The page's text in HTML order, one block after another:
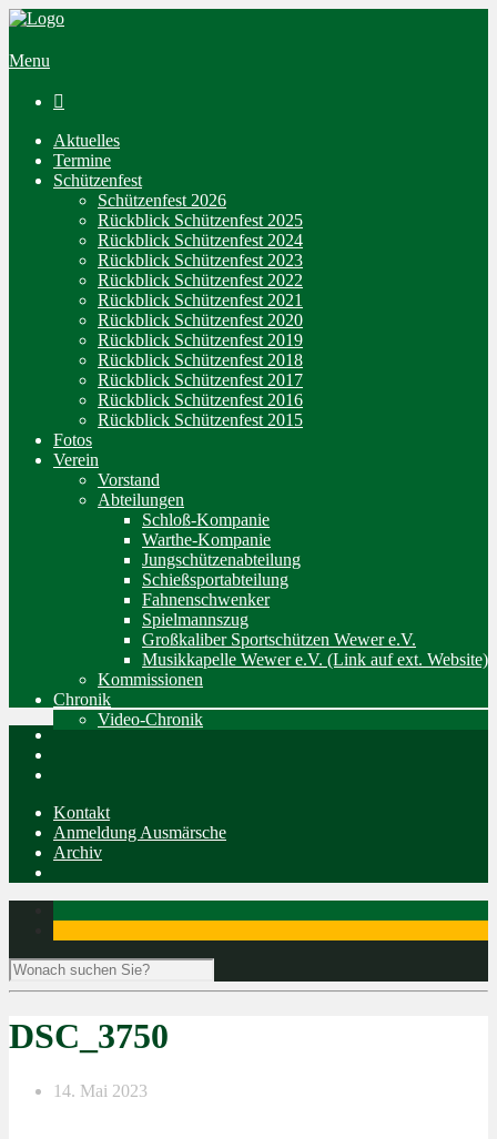
Menu

Aktuelles
Termine
Schützenfest
Schützenfest 2026
Rückblick Schützenfest 2025
Rückblick Schützenfest 2024
Rückblick Schützenfest 2023
Rückblick Schützenfest 2022
Rückblick Schützenfest 2021
Rückblick Schützenfest 2020
Rückblick Schützenfest 2019
Rückblick Schützenfest 2018
Rückblick Schützenfest 2017
Rückblick Schützenfest 2016
Rückblick Schützenfest 2015
Fotos
Verein
Vorstand
Abteilungen
Schloß-Kompanie
Warthe-Kompanie
Jungschützenabteilung
Schießsportabteilung
Fahnenschwenker
Spielmannszug
Großkaliber Sportschützen Wewer e.V.
Musikkapelle Wewer e.V. (Link auf ext. Website)
Kommissionen
Chronik
Video-Chronik
Kontakt
Anmeldung Ausmärsche
Archiv
DSC_3750
14. Mai 2023